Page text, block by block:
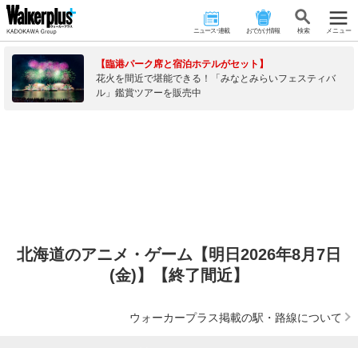
ニュース･連載 おでかけ情報 検 索 メニュー
【臨港パーク席と宿泊ホテルがセット】
花火を間近で堪能できる！「みなとみらいフェスティバ
ル」鑑賞ツアーを販売中
北海道のアニメ・ゲーム【明日2026年8月7日
(金)】【終了間近】
ウォーカープラス掲載の駅・路線について